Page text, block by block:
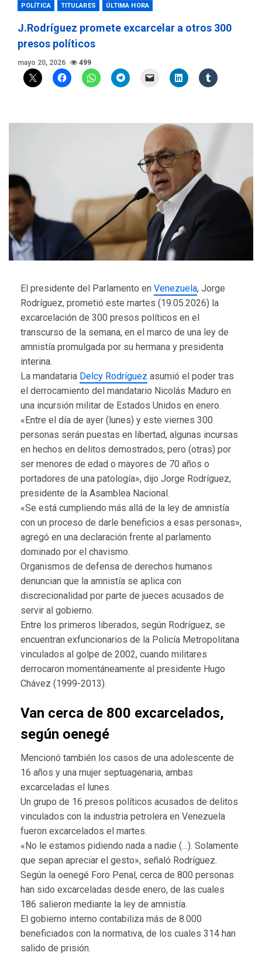
POLÍTICA TITULARES ÚLTIMA HORA
J.Rodríguez promete excarcelar a otros 300
presos políticos
mayo 20, 2026 499
El presidente del Parlamento en Venezuela, Jorge
Rodríguez, prometió este martes (19.05.2026) la
excarcelación de 300 presos políticos en el
transcurso de la semana, en el marco de una ley de
amnistía promulgada por su hermana y presidenta
interina.
La mandataria Delcy Rodríguez asumió el poder tras
el derrocamiento del mandatario Nicolás Maduro en
una incursión militar de Estados Unidos en enero.
«Entre el día de ayer (lunes) y este viernes 300
personas serán puestas en libertad, algunas incursas
en hechos en delitos demostrados, pero (otras) por
ser menores de edad o mayores de 70 años o
portadores de una patología», dijo Jorge Rodríguez,
presidente de la Asamblea Nacional.
«Se está cumpliendo más allá de la ley de amnistía
con un proceso de darle beneficios a esas personas»,
agregó en una declaración frente al parlamento
dominado por el chavismo.
Organismos de defensa de derechos humanos
denuncian que la amnistía se aplica con
discrecionalidad por parte de jueces acusados de
servir al gobierno.
Entre los primeros liberados, según Rodríguez, se
encuentran exfuncionarios de la Policía Metropolitana
vinculados al golpe de 2002, cuando militares
derrocaron momentáneamente al presidente Hugo
Chávez (1999-2013).
Van cerca de 800 excarcelados,
según oenegé
Mencionó también los casos de una adolescente de
16 años y una mujer septuagenaria, ambas
excarceladas el lunes.
Un grupo de 16 presos políticos acusados de delitos
vinculados con la industria petrolera en Venezuela
fueron excarcelados el martes.
«No le estamos pidiendo nada a nadie (…). Solamente
que sepan apreciar el gesto», señaló Rodríguez.
Según la oenegé Foro Penal, cerca de 800 personas
han sido excarceladas desde enero, de las cuales
186 salieron mediante la ley de amnistía.
El gobierno interno contabiliza más de 8.000
beneficiados con la normativa, de los cuales 314 han
salido de prisión.